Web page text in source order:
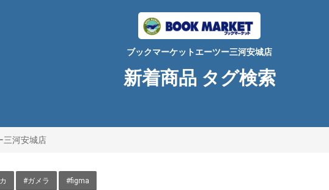
ブックマーケットエーツー三河安城店
新着商品 タグ検索
三河安城店
#ガメラ #figma